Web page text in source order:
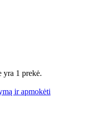
yra 1 prekė.
ir apmokėti